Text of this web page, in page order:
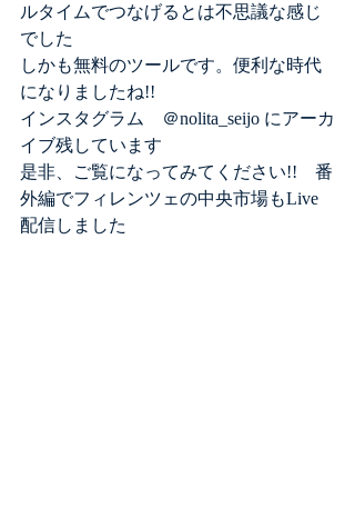
ルタイムでつなげるとは不思議な感じ
でした
しかも無料のツールです。便利な時代
になりましたね!!
インスタグラム　＠nolita_seijo にアーカ
イブ残しています
是非、ご覧になってみてください!!　番
外編でフィレンツェの中央市場もLive
配信しました